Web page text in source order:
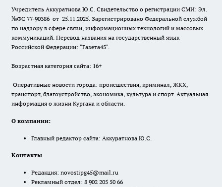
Учредитель Аккуратнова Ю.С. Свидетельство о регистрации СМИ: Эл.
№ФС 77-90386 от 25.11.2025. Зарегистрировано Федеральной службой
по надзору в сфере связи, информационных технологий и массовых
коммуникаций. Перевод названия на государственный язык
Российской Федерации: "Газета45".
Возрастная категория сайта: 16+
Оперативные новости города: происшествия, криминал, ЖКХ,
транспорт, благоустройство, экономика, культура и спорт. Актуальная
информация о жизни Кургана и области.
О компании:
Главный редактор сайта: Аккуратнова Ю.С.
Контакты
Редакция: novostipg45@mail.ru
Рекламный отдел: 8 902 205 50 66